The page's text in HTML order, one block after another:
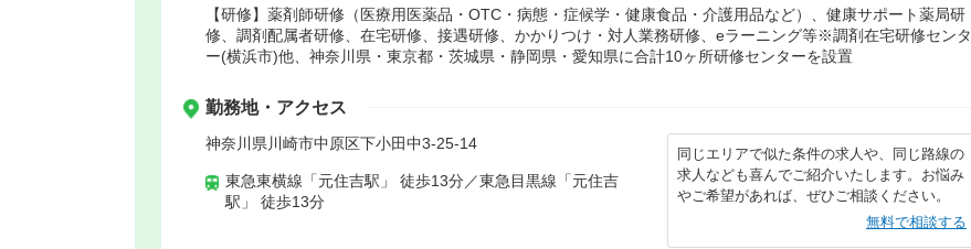
【研修】薬剤師研修（医療用医薬品・OTC・病態・症候学・健康食品・介護用品など）、健康サポート薬局研
修、調剤配属者研修、在宅研修、接遇研修、かかりつけ・対人業務研修、eラーニング等※調剤在宅研修センタ
ー(横浜市)他、神奈川県・東京都・茨城県・静岡県・愛知県に合計10ヶ所研修センターを設置
勤務地・アクセス
神奈川県川崎市中原区下小田中3-25-14
東急東横線「元住吉駅」 徒歩13分／東急目黒線「元住吉
駅」 徒歩13分
同じエリアで似た条件の求人や、同じ路線の
求人なども喜んでご紹介いたします。お悩み
やご希望があれば、ぜひご相談ください。
無料で相談する